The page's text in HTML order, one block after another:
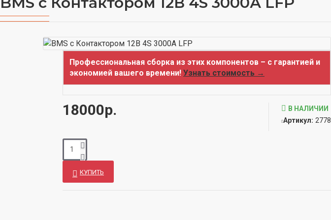
Профессиональная сборка из этих компонентов – с гарантией и
экономией вашего времени! Узнать стоимость →
18000р.
В НАЛИЧИИ
Артикул: 2778
КУПИТЬ